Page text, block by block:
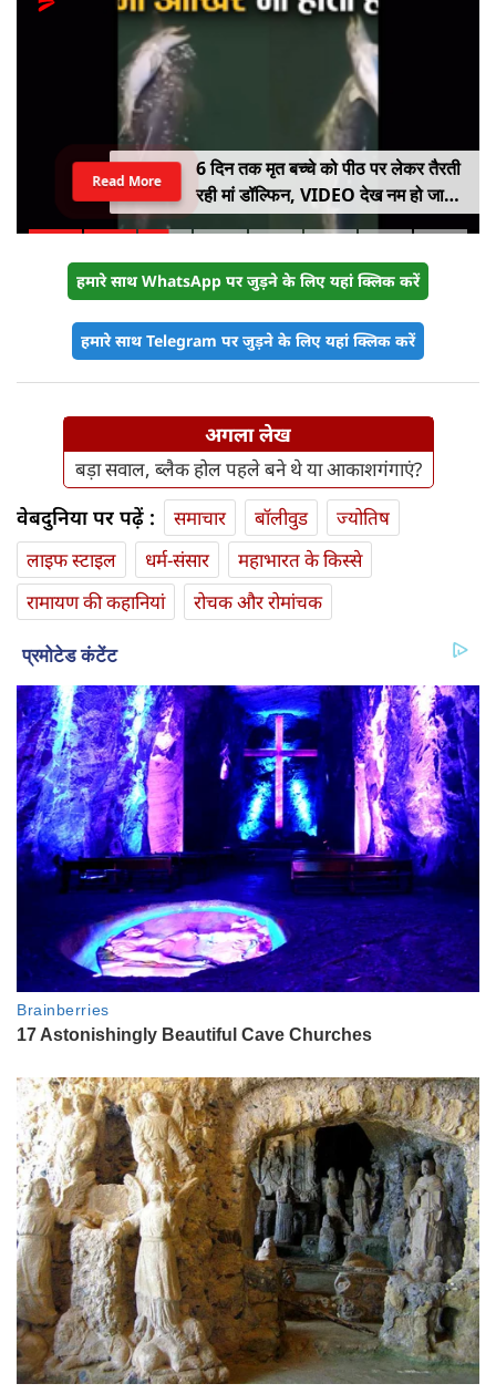
6 दिन तक मृत बच्चे को पीठ पर लेकर तैरती
रही मां डॉल्फिन, VIDEO देख नम हो जाएंगी
आंखें
Read More
हमारे साथ WhatsApp पर जुड़ने के लिए यहां क्लिक करें
हमारे साथ Telegram पर जुड़ने के लिए यहां क्लिक करें
अगला लेख
बड़ा सवाल, ब्लैक होल पहले बने थे या आकाशगंगाएं?
वेबदुनिया पर पढ़ें : समाचार बॉलीवुड
ज्योतिष
लाइफ स्‍टाइल
धर्म-संसार
महाभारत के किस्से
रामायण की कहानियां
रोचक और रोमांचक